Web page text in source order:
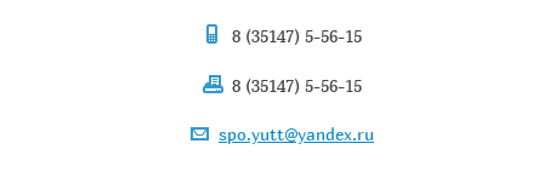
8 (35147) 5-56-15
8 (35147) 5-56-15
spo.yutt@yandex.ru